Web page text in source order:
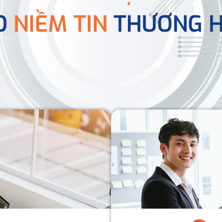
NIỀM TIN THƯƠNG